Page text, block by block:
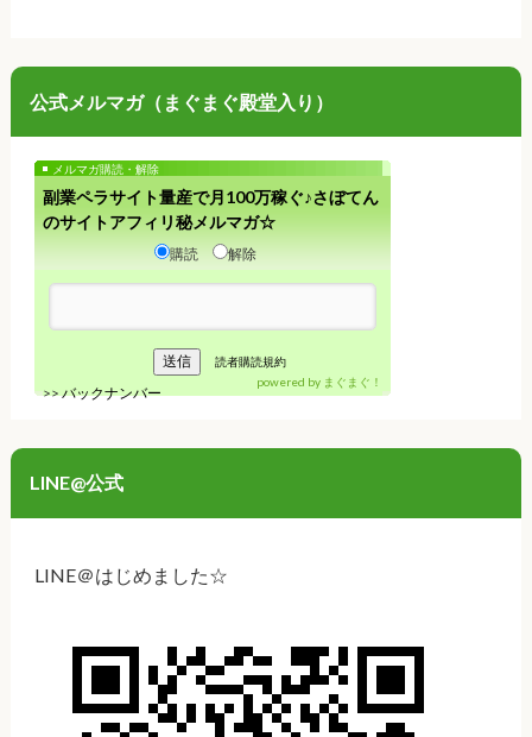
公式メルマガ（まぐまぐ殿堂入り）
メルマガ購読・解除
副業ペラサイト量産で月100万稼ぐ♪さぼてん
のサイトアフィリ秘メルマガ☆
購読 解除
読者購読規約
>>バックナンバー
powered by まぐまぐ！
LINE@公式
LINE＠はじめました☆